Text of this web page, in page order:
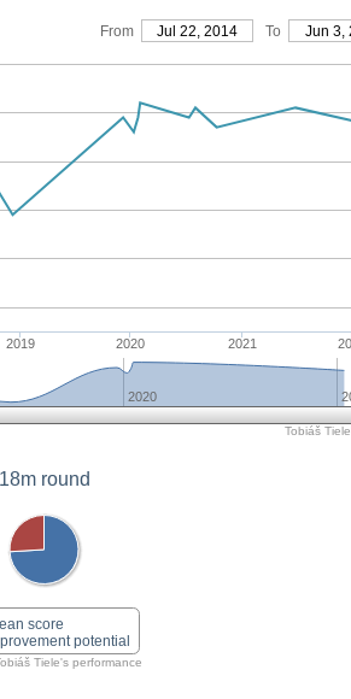
From Jul 22, 2014 To Jun 3,
2019 2020 2021
2020
Tobiáš
18m round
score
potential
Tiele's performance